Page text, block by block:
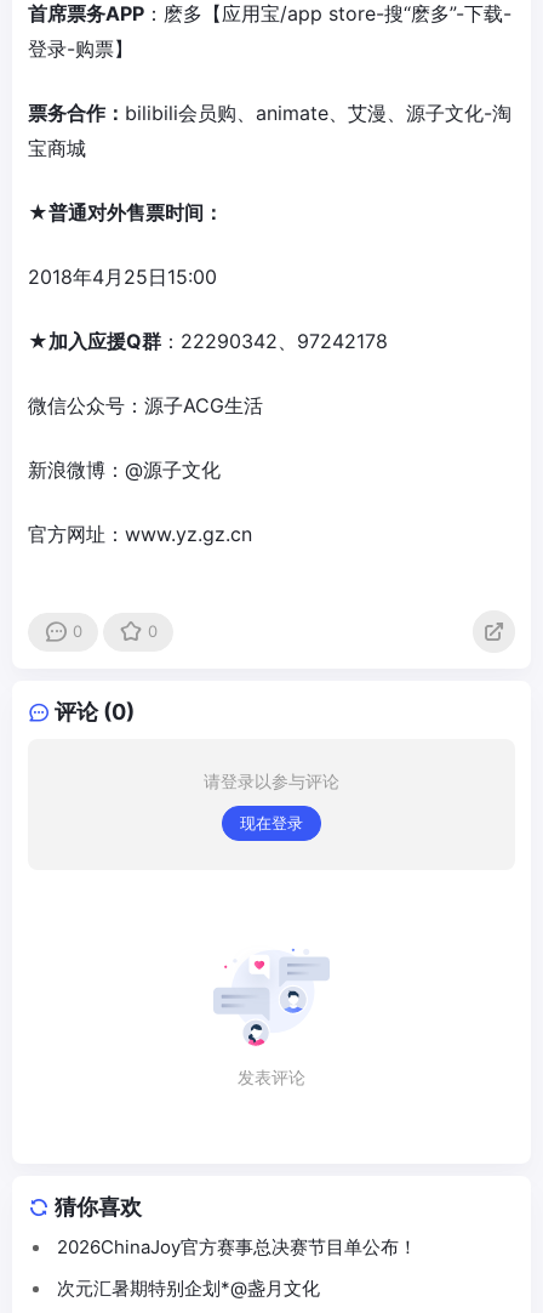
首席票务APP ：麽多【应用宝/app store-搜“麽多”-下载-
登录-购票】
票务合作： bilibili会员购、animate、艾漫、源子文化-淘
宝商城
★普通对外售票时间：
2018年4月25日15:00
★加入应援Q群 ：22290342、97242178
微信公众号：源子ACG生活
新浪微博：@源子文化
官方网址：www.yz.gz.cn
0 0
评论 (0)
请登录以参与评论
现在登录
发表评论
猜你喜欢
2026ChinaJoy官方赛事总决赛节目单公布！
次元汇暑期特别企划*@盏月文化